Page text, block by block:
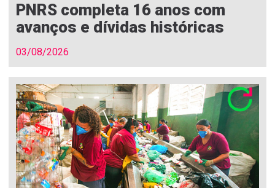
PNRS completa 16 anos com
avanços e dívidas históricas
03/08/2026